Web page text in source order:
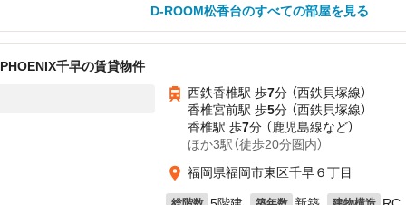
D-ROOM松香台のすべての部屋を見る
PHOENIX千早の賃貸物件
西鉄香椎駅 歩7分 （西鉄貝塚線）
香椎宮前駅 歩5分 （西鉄貝塚線）
香椎駅 歩7分 （鹿児島線など）
ほか3駅（徒歩20分圏内）
福岡県福岡市東区千早６丁目